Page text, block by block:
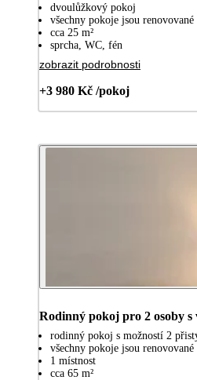
dvoulůžkový pokoj
všechny pokoje jsou renovované
cca 25 m²
sprcha, WC, fén
zobrazit podrobnosti
+3 980 Kč /pokoj
Rodinný pokoj pro 2 osoby s
rodinný pokoj s možností 2
všechny pokoje jsou renovované
1 místnost
cca 65 m²